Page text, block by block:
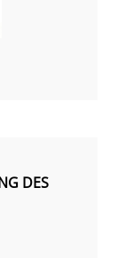
DES